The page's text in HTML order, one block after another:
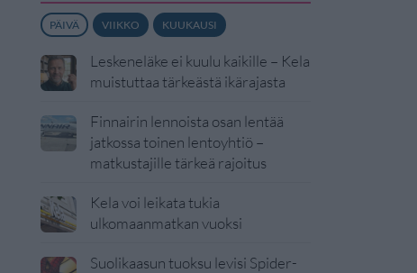
PÄIVÄ VIIKKO KUUKAUSI
Leskeneläke ei kuulu kaikille – Kela
muistuttaa tärkeästä ikärajasta
Finnairin lennoista osan lentää
jatkossa toinen lentoyhtiö –
matkustajille tärkeä rajoitus
Kela voi leikata tukia
ulkomaanmatkan vuoksi
Suolikaasun tuoksu levisi Spider-